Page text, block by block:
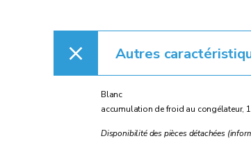
Autres
Blanc
accumulation de froid au congélateur,
Disponibilité des pièces détachées